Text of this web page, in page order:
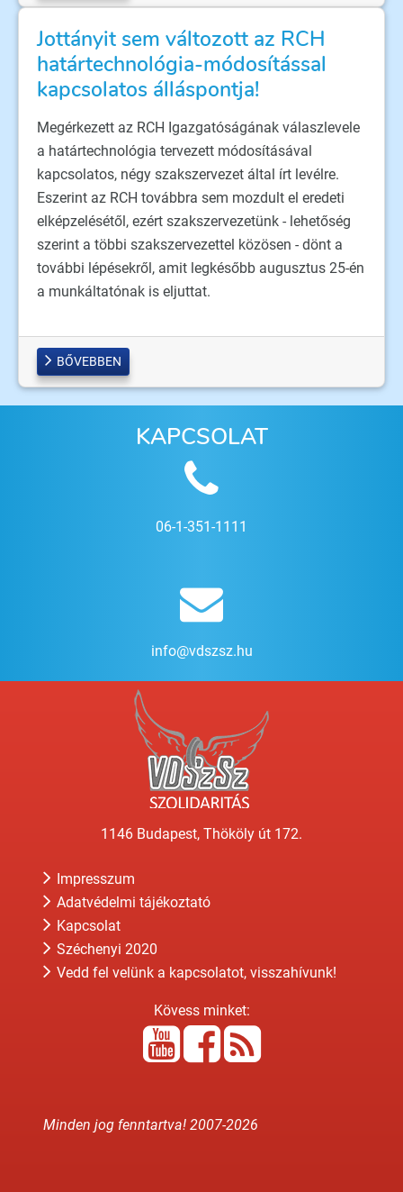
Jottányit sem változott az RCH
határtechnológia-módosítással
kapcsolatos álláspontja!
Megérkezett az RCH Igazgatóságának válaszlevele
a határtechnológia tervezett módosításával
kapcsolatos, négy szakszervezet által írt levélre.
Eszerint az RCH továbbra sem mozdult el eredeti
elképzelésétől, ezért szakszervezetünk - lehetőség
szerint a többi szakszervezettel közösen - dönt a
további lépésekről, amit legkésőbb augusztus 25-én
a munkáltatónak is eljuttat.
BŐVEBBEN
KAPCSOLAT
06-1-351-1111
info@vdszsz.hu
1146 Budapest, Thököly út 172.
Impresszum
Adatvédelmi tájékoztató
Kapcsolat
Széchenyi 2020
Vedd fel velünk a kapcsolatot, visszahívunk!
Kövess minket:
Minden jog fenntartva! 2007-2026